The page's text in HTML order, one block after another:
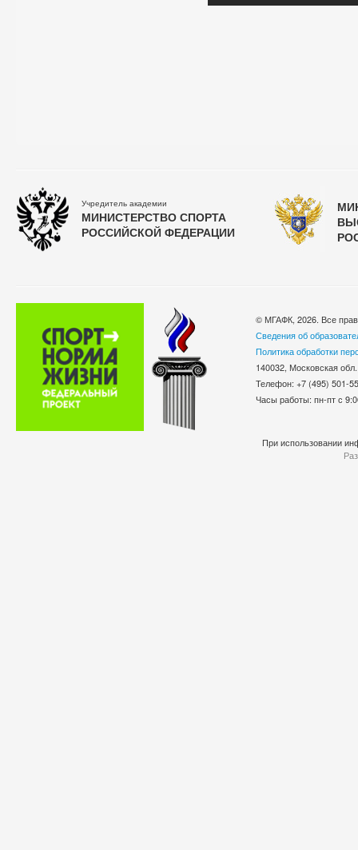
Учредитель академии
МИНИСТЕРСТВО СПОРТА
РОССИЙСКОЙ ФЕДЕРАЦИИ
© МГАФК, 2026. Все
Сведения об
Политика обработки
140032, Московская
Телефон: +7 (495)
Часы работы: пн-пт с
При использовании